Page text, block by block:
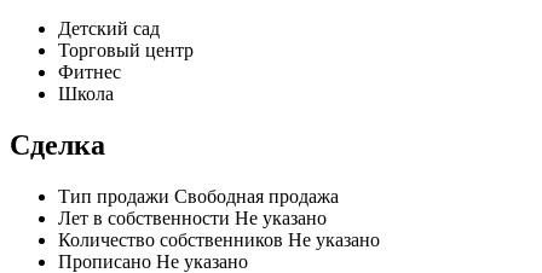
Детский сад
Торговый центр
Фитнес
Школа
Сделка
Тип продажи Свободная продажа
Лет в собственности Не указано
Количество собственников Не указано
Прописано Не указано